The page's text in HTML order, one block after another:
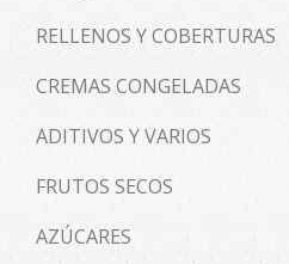
RELLENOS Y COBERTURAS
CREMAS CONGELADAS
ADITIVOS Y VARIOS
FRUTOS SECOS
AZÚCARES